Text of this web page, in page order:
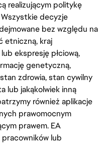
realizującym politykę
decyzje
bez względu na
etniczną, kraj
ekspresję płciową,
genetyczną,
zdrowia, stan cywilny
lub jakąkolwiek inną
również aplikacje
prawomocnym
prawem. EA
lub